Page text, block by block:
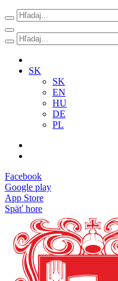
SK
SK
EN
HU
DE
PL
Facebook
Google play
App Store
Späť hore